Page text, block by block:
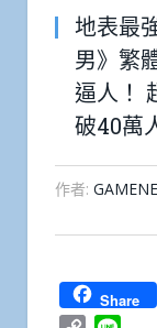
地表最
男》繁
逼人！
破40萬
作者:
Share